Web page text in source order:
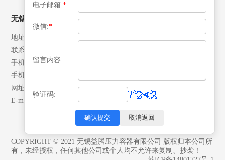
无锡益腾压力容器有限公司
地址：江苏省江阴市月城镇北环路28号
联系人：张先生
手机：13506192042
手机：18652492007
网址：www.yitengrq.com
E-mail: yeekai@yitengrq.com
COPYRIGHT © 2021 无锡益腾压力容器有限公司 版权归本公司所
有，未经授权，任何其他公司或个人均不允许来复制、抄袭！
电子邮箱:*
微信:*
留言内容:
验证码:
确认提交 取消返回